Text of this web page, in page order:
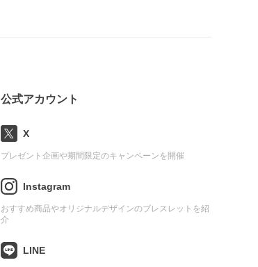
公式アカウント
X
プレゼント企画や期間限定のキャンペーンを開催
Instagram
おすすめ商品やオリジナルデザインのブレスレットを紹
介
LINE